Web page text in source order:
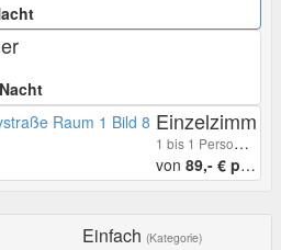
Einzelzimmer
1 bis 1 Personen
von 89,- € pro Nacht
Einfach (Kategorie)